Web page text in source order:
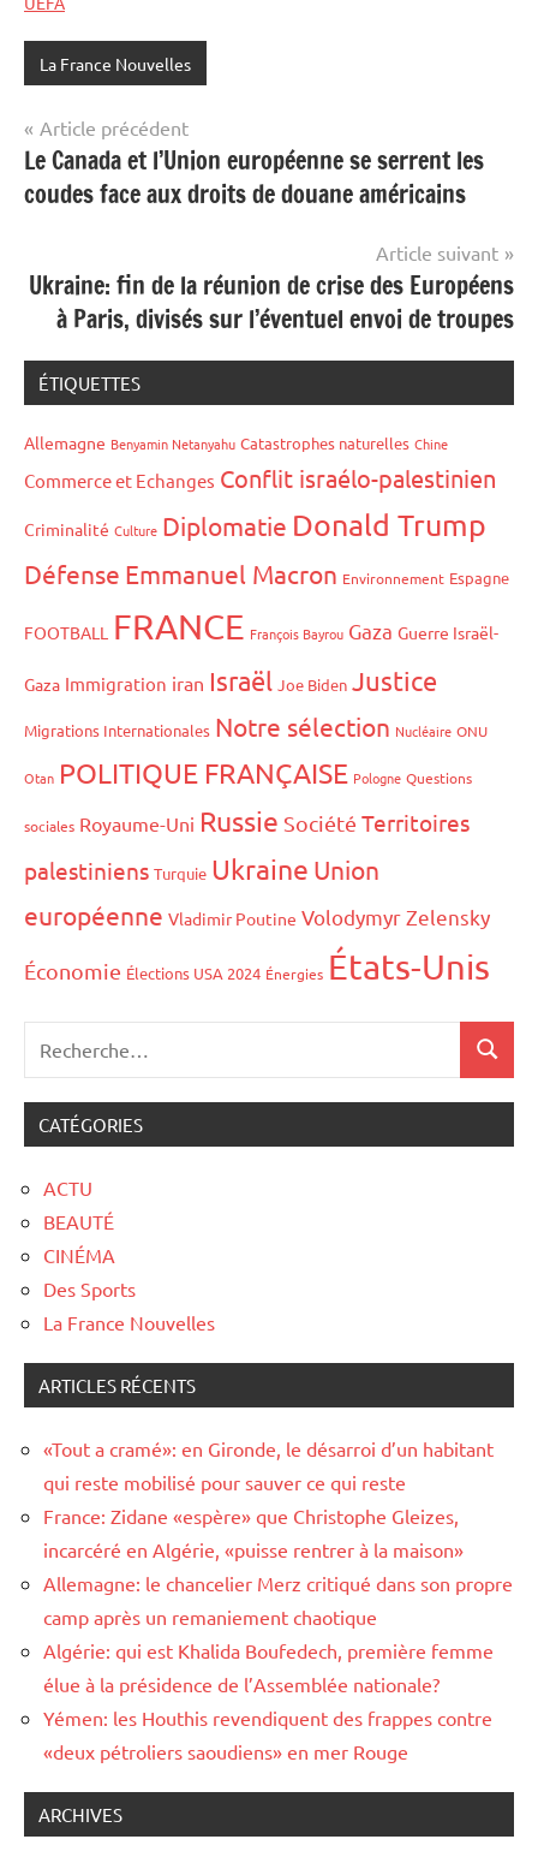
La France Nouvelles
Navigation
de
l’article
Article précédent
Le Canada et l’Union européenne se serrent les
coudes face aux droits de douane américains
Article suivant
Ukraine: fin de la réunion de crise des Européens
à Paris, divisés sur l’éventuel envoi de troupes
ÉTIQUETTES
Allemagne Benyamin Netanyahu Catastrophes naturelles Chine
Commerce et Echanges Conflit israélo-palestinien
Criminalité Culture Diplomatie Donald Trump
Défense Emmanuel Macron Environnement Espagne
FOOTBALL FRANCE François Bayrou Gaza Guerre Israël-
Gaza Immigration iran Israël Joe Biden Justice
Migrations Internationales Notre sélection Nucléaire ONU
Otan POLITIQUE FRANÇAISE Pologne Questions
sociales Royaume-Uni Russie Société Territoires
palestiniens Turquie Ukraine Union
européenne Vladimir Poutine Volodymyr Zelensky
Économie Élections USA 2024 Énergies États-Unis
CATÉGORIES
ACTU
BEAUTÉ
CINÉMA
Des Sports
La France Nouvelles
ARTICLES RÉCENTS
«Tout a cramé»: en Gironde, le désarroi d’un habitant
qui reste mobilisé pour sauver ce qui reste
France: Zidane «espère» que Christophe Gleizes,
incarcéré en Algérie, «puisse rentrer à la maison»
Allemagne: le chancelier Merz critiqué dans son propre
camp après un remaniement chaotique
Algérie: qui est Khalida Boufedech, première femme
élue à la présidence de l’Assemblée nationale?
Yémen: les Houthis revendiquent des frappes contre
«deux pétroliers saoudiens» en mer Rouge
ARCHIVES